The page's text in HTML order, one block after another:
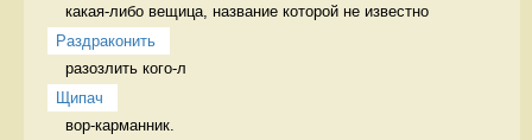
какая-либо вещица, название которой не известно
Раздраконить
разозлить кого-л
Щипач
вор-карманник.